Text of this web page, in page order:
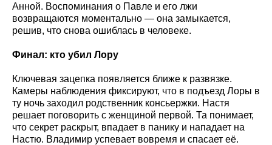
Анной. Воспоминания о Павле и его лжи
возвращаются моментально — она замыкается,
решив, что снова ошиблась в человеке.
Финал: кто убил Лору
Ключевая зацепка появляется ближе к развязке.
Камеры наблюдения фиксируют, что в подъезд Лоры в
ту ночь заходил родственник консьержки. Настя
решает поговорить с женщиной первой. Та понимает,
что секрет раскрыт, впадает в панику и нападает на
Настю. Владимир успевает вовремя и спасает её.